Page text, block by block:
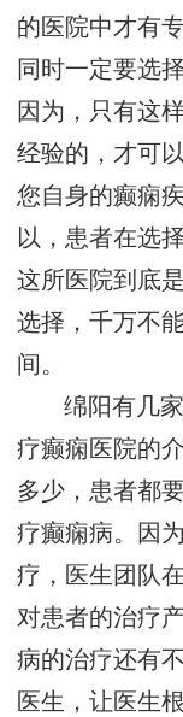
的医院中才有
同时一定要选
因为，只有这
经验的，才可
您自身的癫痫
以，患者在选
这所医院到底
选择，千万不
间。
绵阳有几
疗癫痫医院的
多少，患者都
疗癫痫病。因
疗，医生团队
对患者的治疗
病的治疗还有
医生，让医生